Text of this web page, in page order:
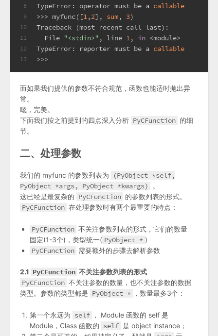
8
9
10
11
12
13
TypeError: operator must be a callable
>>> myfunc([1,2], sum, 3)
Traceback (most recent call last):
  File
"<stdin>" , line 1, in <module>
TypeError: reporter must be a callable
>>>
而如果我们提供的参数不符合规范，函数也能适时抛出异
常。
嗯，完美。
下面我们按之前提到的四点深入分析 PyCFunction 的细
节。
二、处理参数
我们的 myfunc 的参数列表为
(PyObject *self,
PyObject *args, PyObject *kwargs)
。
这已经是最复杂的 PyCFunction 的参数列表的形式。
PyCFunction 在处理参数时有两个最重要的特点：
PyCFunction 不关注参数列表的形式，它们的数量
固定(1-3个)，类型统一( PyObject * )
PyCFunction 需要额外的步骤去解析参数
2.1 PyCFunction 不关注参数列表的形式
PyCFunction 不关注参数的数量，也不关注参数的数据
类型。参数的类型都是 PyObject * ，数量最多3个：
第一个永远为 self ， Module 函数的 self 是
Module，Class 函数的 self 是 object instance；